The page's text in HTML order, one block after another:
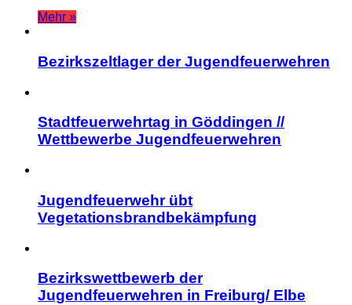
Mehr »
Bezirkszeltlager der Jugendfeuerwehren
Stadtfeuerwehrtag in Göddingen //
Wettbewerbe Jugendfeuerwehren
Jugendfeuerwehr übt
Vegetationsbrandbekämpfung
Bezirkswettbewerb der
Jugendfeuerwehren in Freiburg/ Elbe